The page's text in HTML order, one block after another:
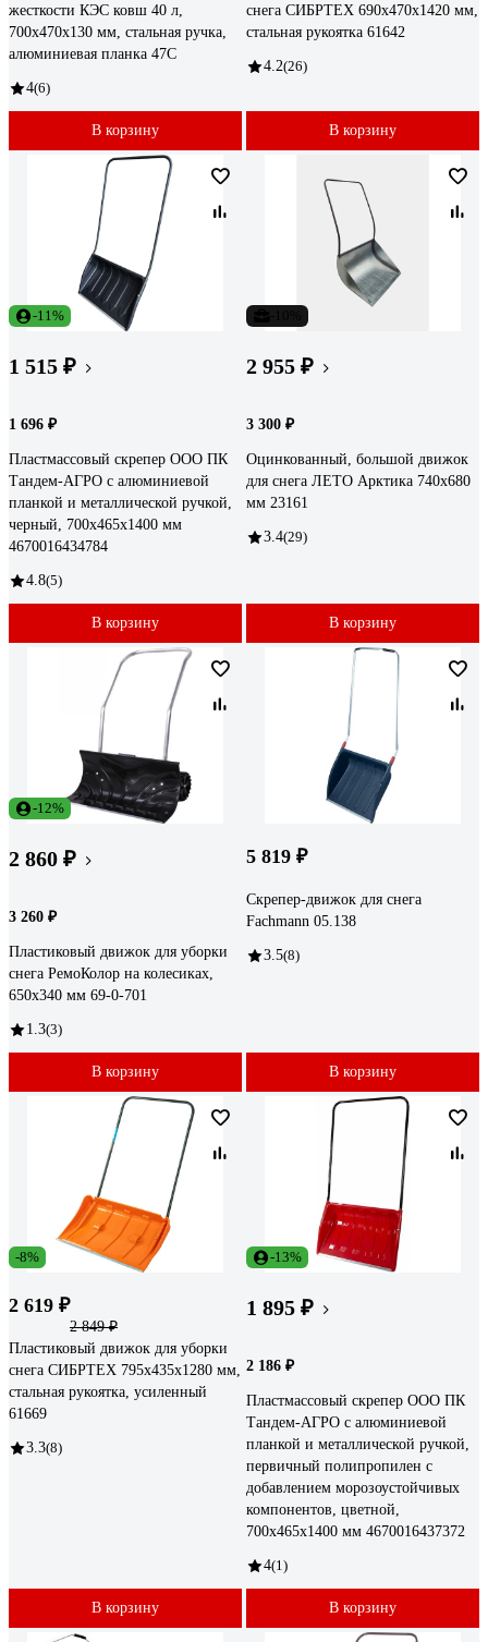
жесткости КЭС ковш 40 л,
700х470х130 мм, стальная ручка,
алюминиевая планка 47С
4(6)
В корзину
снега СИБРТЕХ 690x470x1420 мм,
стальная рукоятка 61642
4.2(26)
В корзину
-11%
1 515 ₽
1 696 ₽
Пластмассовый скрепер ООО ПК
Тандем-АГРО с алюминиевой
планкой и металлической ручкой,
черный, 700x465x1400 мм
4670016434784
4.8(5)
В корзину
2 955 ₽
3 300 ₽
Оцинкованный, большой движок
для снега ЛЕТО Арктика 740x680
мм 23161
3.4(29)
В корзину
-12%
2 860 ₽
3 260 ₽
Пластиковый движок для уборки
снега РемоКолор на колесиках,
650x340 мм 69-0-701
1.3(3)
В корзину
5 819 ₽
Скрепер-движок для снега
Fachmann 05.138
3.5(8)
В корзину
-8%
2 619 ₽
2 849 ₽
Пластиковый движок для уборки
снега СИБРТЕХ 795x435x1280 мм,
стальная рукоятка, усиленный
61669
3.3(8)
В корзину
-13%
1 895 ₽
2 186 ₽
Пластмассовый скрепер ООО ПК
Тандем-АГРО с алюминиевой
планкой и металлической ручкой,
первичный полипропилен с
добавлением морозоустойчивых
компонентов, цветной,
700x465x1400 мм 4670016437372
4(1)
В корзину